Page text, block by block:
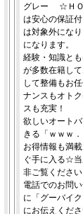
グレー ☆ＨＯ
は安心の保証
は対象外にな
になります。
経験・知識と
が多数在籍し
して整備もお
ナンスもオト
スも充実！
欲しいオート
きる「ｗｗｗ
お得情報も満
ぐ手に入る☆
非ご覧ください
電話でのお問
に「グーバイ
にお伝えくださ